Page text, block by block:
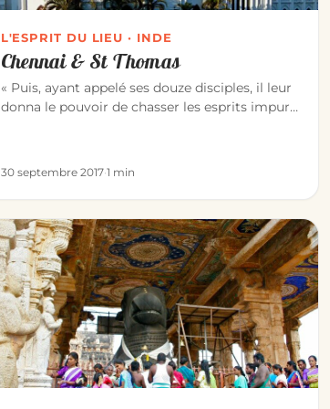
L'ESPRIT DU LIEU · INDE
Chennai & St Thomas
« Puis, ayant appelé ses douze disciples, il leur
donna le pouvoir de chasser les esprits impurs
30 septembre 2017·1 min